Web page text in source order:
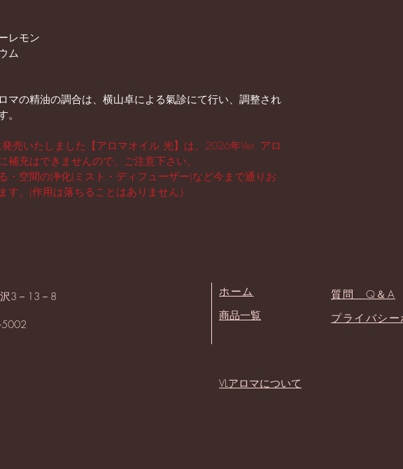
レモン
ム
マの精油の調合は、横山卓による氣診にて行い、調整され
売いたしました【アロマオイル 光】は、2026年Ver. アロ
補充はできませんので、ご注意下さい。
・空間の浄化(ミスト・ディフューザー)など今まで通りお
す。(作用は落ちることはありません）
3－13－8
​ホーム
​商品一覧
質問 Q＆A
プライバシー
​VLアロマについて